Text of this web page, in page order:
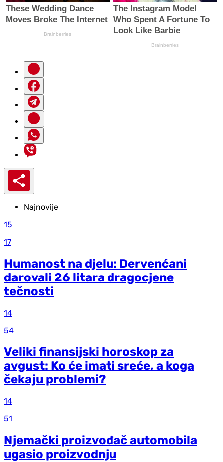
Najnovije
15
17
Humanost na djelu: Dervenćani
darovali 26 litara dragocjene
tečnosti
14
54
Veliki finansijski horoskop za
avgust: Ko će imati sreće, a koga
čekaju problemi?
14
51
Njemački proizvođač automobila
ugasio proizvodnju